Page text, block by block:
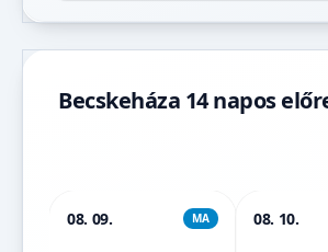
Becskeháza 14 napos
08. 09. MA 08. 10.